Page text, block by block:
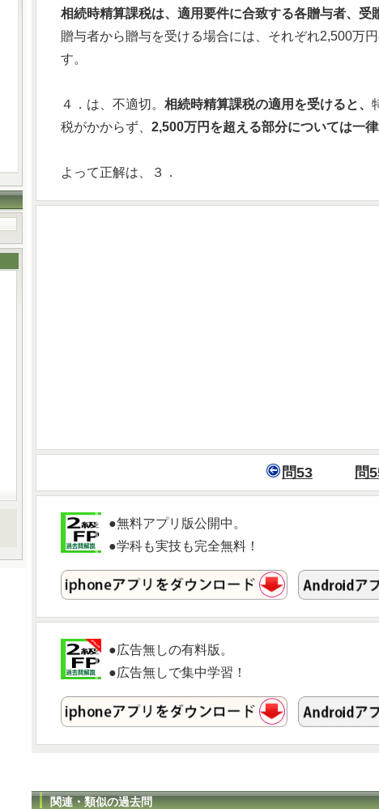
相続時精算課税は、適用要件に合致する各贈与者、受
贈与者から贈与を受ける場合には、それぞれ2,500万
す。
４．は、不適切。 相続時精算課税の適用を受けると、
税がかからず、 2,500万円を超える部分については一
よって正解は、３．
問53 問
●無料アプリ版公開中。
●学科も実技も完全無料！
●広告無しの有料版。
●広告無しで集中学習！
関連・類似の過去問